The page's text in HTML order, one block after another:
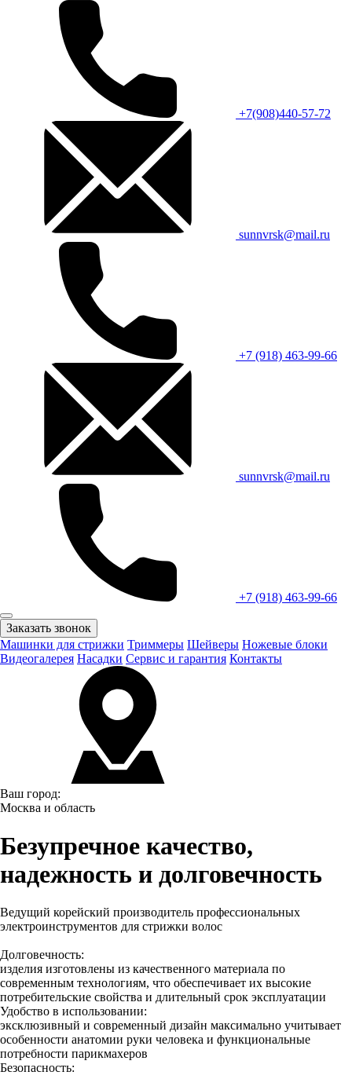
+7(908)440-57-72
sunnvrsk@mail.ru
+7 (918) 463-99-66
sunnvrsk@mail.ru
+7 (918) 463-99-66
Заказать звонок
Машинки для стрижки Триммеры Шейверы Ножевые блоки
Видеогалерея Насадки Сервис и гарантия Контакты
Ваш город:
Москва и область
Безупречное качество,
надежность и долговечность
Ведущий корейский производитель профессиональных
электроинструментов для стрижки волос
Долговечность:
изделия изготовлены из качественного материала по
современным технологиям, что обеспечивает их высокие
потребительские свойства и длительный срок эксплуатации
Удобство в использовании:
эксклюзивный и современный дизайн максимально учитывает
особенности анатомии руки человека и функциональные
потребности парикмахеров
Безопасность: